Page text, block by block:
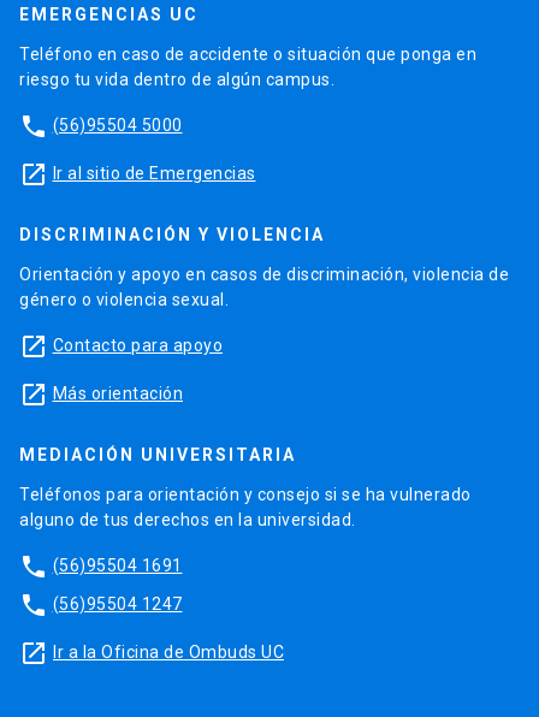
EMERGENCIAS UC
Teléfono en caso de accidente o situación que ponga en
riesgo tu vida dentro de algún campus.
phone (56)95504 5000
launch Ir al sitio de Emergencias
DISCRIMINACIÓN Y VIOLENCIA
Orientación y apoyo en casos de discriminación, violencia de
género o violencia sexual.
launch Contacto para apoyo
launch Más orientación
MEDIACIÓN UNIVERSITARIA
Teléfonos para orientación y consejo si se ha vulnerado
alguno de tus derechos en la universidad.
phone (56)95504 1691
phone (56)95504 1247
launch Ir a la Oficina de Ombuds UC